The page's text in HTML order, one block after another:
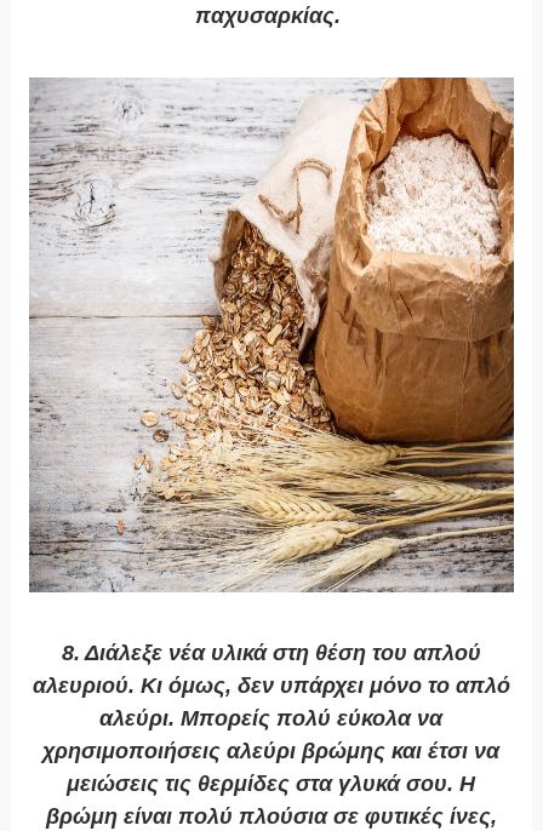
παχυσαρκίας.
8. Διάλεξε νέα υλικά στη θέση του απλού
αλευριού. Κι όμως, δεν υπάρχει μόνο το απλό
αλεύρι. Μπορείς πολύ εύκολα να
χρησιμοποιήσεις αλεύρι βρώμης και έτσι να
μειώσεις τις θερμίδες στα γλυκά σου. Η
βρώμη είναι πολύ πλούσια σε φυτικές ίνες,